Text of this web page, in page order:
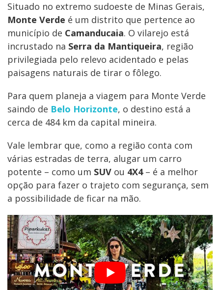
Situado no extremo sudoeste de Minas Gerais,
Monte Verde é um distrito que pertence ao
município de Camanducaia. O vilarejo está
incrustado na Serra da Mantiqueira, região
privilegiada pelo relevo acidentado e pelas
paisagens naturais de tirar o fôlego.
Para quem planeja a viagem para Monte Verde
saindo de Belo Horizonte, o destino está a
cerca de 484 km da capital mineira.
Vale lembrar que, como a região conta com
várias estradas de terra, alugar um carro
potente – como um SUV ou 4X4– é a melhor
opção para fazer o trajeto com segurança, sem
a possibilidade de ficar na mão.